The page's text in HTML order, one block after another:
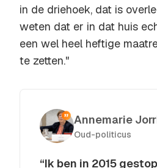
in de driehoek, dat is
weten dat er in dat huis
een wel heel heftige
te zetten."
Annemarie
Oud-politicus
“Ik ben in 2015